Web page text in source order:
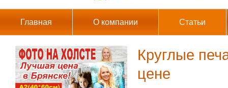
Главная О компании Статьи
Круглые
цене